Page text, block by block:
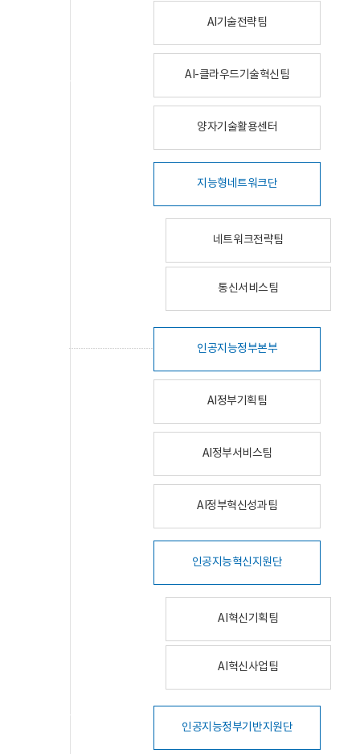
AI기술전략팀
AI-클라우드기술혁신팀
양자기술활용센터
지능형네트워크단
네트워크전략팀
통신서비스팀
인공지능정부본부
AI정부기획팀
AI정부서비스팀
AI정부혁신성과팀
인공지능혁신지원단
AI혁신기획팀
AI혁신사업팀
인공지능정부기반지원단